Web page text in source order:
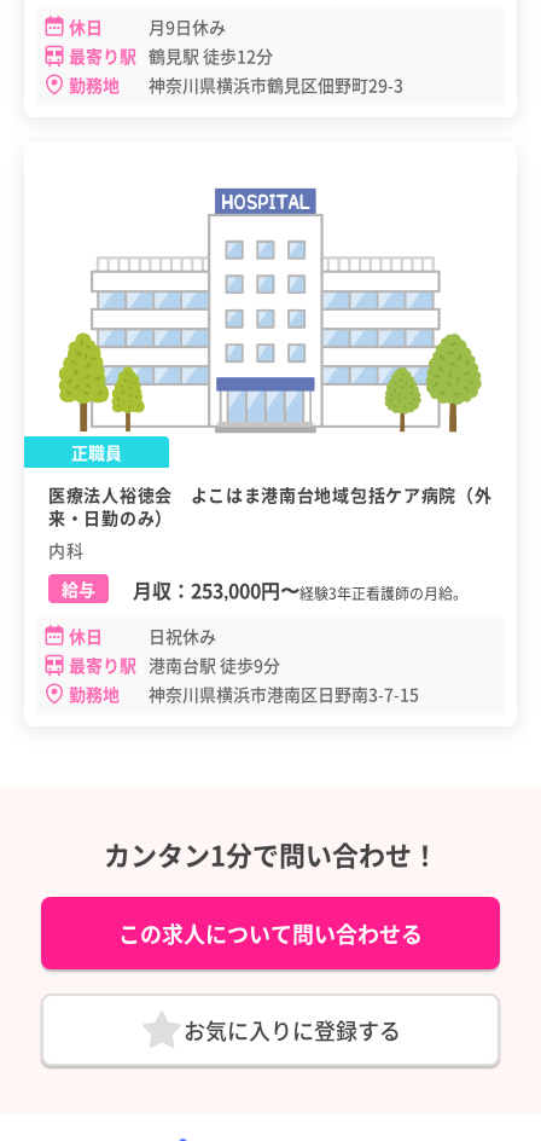
休日
月9日休み
最寄り駅 鶴見駅 徒歩12分
勤務地
神奈川県横浜市鶴見区佃野町29-3
正職員
医療法人裕徳会 よこはま港南台地域包括ケア病院（外
来・日勤のみ）
内科
給与
月収： 253,000円〜経験3年正看護師の月給。
休日
日祝休み
最寄り駅 港南台駅 徒歩9分
勤務地
神奈川県横浜市港南区日野南3-7-15
カンタン1分で問い合わせ！
この求人について問い合わせる
お気に入りに登録する